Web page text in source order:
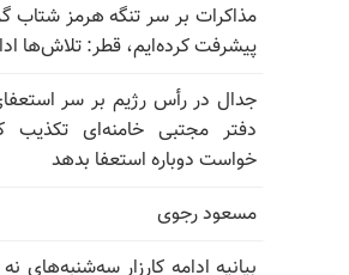
مذاکرات بر سر تنگه هرمز شتاب
پیشرفت کرده‌ایم، قطر: تلاش‌ها
جدال در رأس رژیم بر سر
دفتر مجتبی خامنه‌ای تکذیب
خواست دوباره استعفا بدهد
مسعود رجوی
بیانیه ادامه کارزار سه‌شنبه‌های